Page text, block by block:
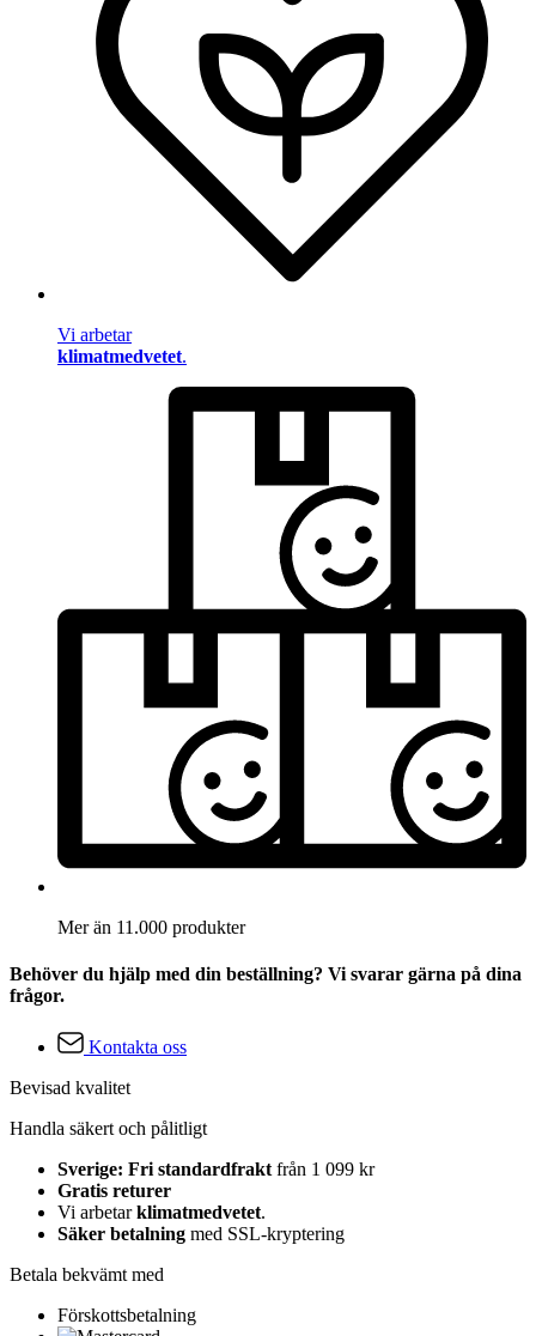
Vi arbetar
klimatmedvetet.
Mer än 11.000 produkter
Behöver du hjälp med din beställning? Vi svarar gärna på dina
frågor.
Kontakta oss
Bevisad kvalitet
Handla säkert och pålitligt
Sverige: Fri standardfrakt från 1 099 kr
Gratis returer
Vi arbetarklimatmedvetet.
Säker betalning med SSL-kryptering
Betala bekvämt med
Förskottsbetalning